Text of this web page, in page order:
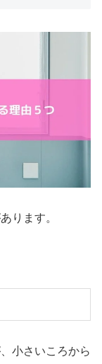
ります。
小さいころから